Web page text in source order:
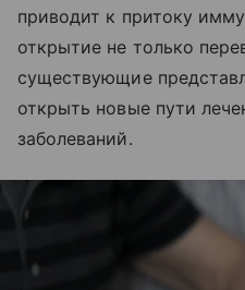
приводит к притоку
открытие не только
существующие
открыть новые пути
заболеваний.